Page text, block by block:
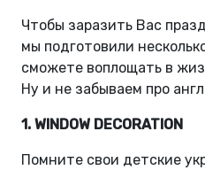
Чтобы заразить Вас
мы подготовили
сможете воплощать в
Ну и не забываем про
1. WINDOW DECORATION
Помните свои детские